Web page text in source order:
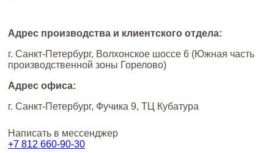
Адрес производства и клиентского отдела:
г. Санкт-Петербург, Волхонское шоссе 6 (Южная часть
производственной зоны Горелово)
Адрес офиса:
г. Санкт-Петербург, Фучика 9, ТЦ Кубатура
Написать в мессенджер
+7 812 660-90-30